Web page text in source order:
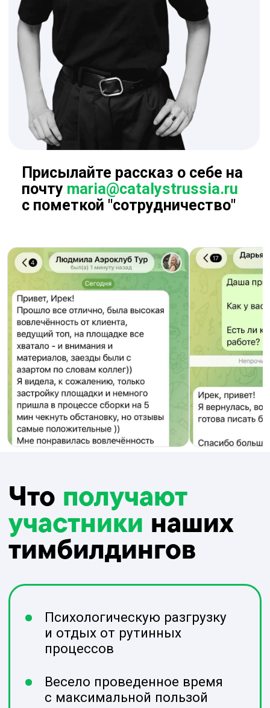
Чтополучают
участникинаших
тимбилдингов
Повышается лояльность к
своей компании
Психологическую разгрузку
и отдых от рутинных
Приобретают новые
навыки
Лучше узнают коллег и
взаимодействуют в
нестандартных ситуациях
Повышаем
сплоченность и
в 2-3 раза
Весело проведенное время
с максимальной пользой